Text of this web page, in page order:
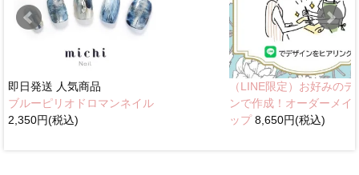
即日発送 人気商品
ブルーピリオドロマンネイル
2,350円(税込)
（LINE限定）お好みのデ
ンで作成！オーダーメイ
ップ8,650円(税込)